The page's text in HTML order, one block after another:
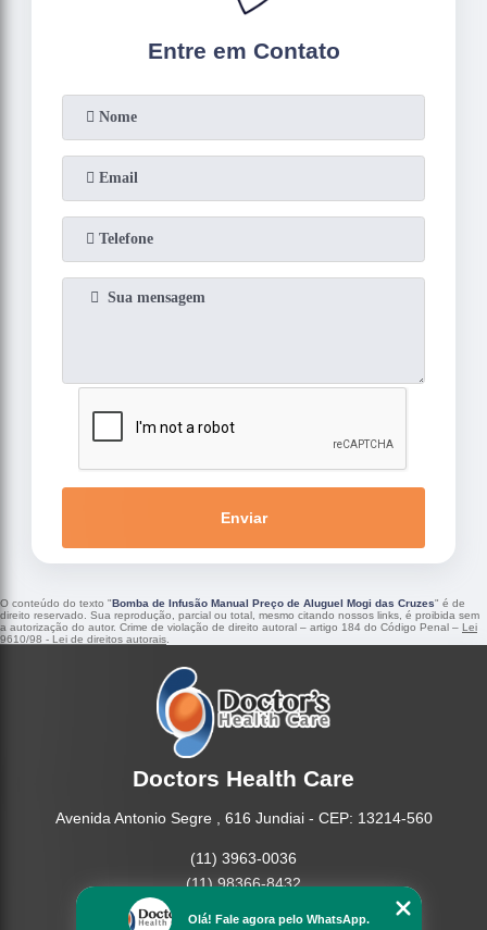
Entre em Contato
Enviar
O conteúdo do texto "Bomba de Infusão Manual Preço de Aluguel Mogi das Cruzes" é de
direito reservado. Sua reprodução, parcial ou total, mesmo citando nossos links, é proibida sem
a autorização do autor. Crime de violação de direito autoral – artigo 184 do Código Penal – Lei
9610/98 - Lei de direitos autorais
Doctors Health Care
Avenida Antonio Segre , 616 Jundiai - CEP: 13214-560
(11) 3963-0036
(11) 98366-8432
Olá! Fale agora pelo WhatsApp.